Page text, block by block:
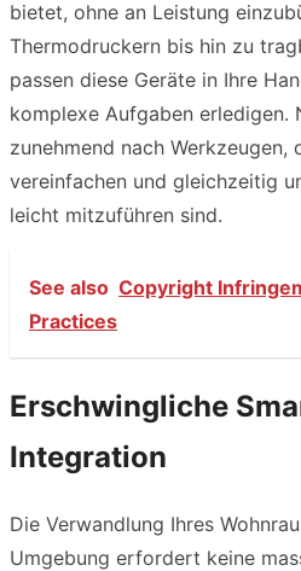
bietet, ohne an Leistung
Thermodruckern bis hin zu
passen diese Geräte in Ihre
komplexe Aufgaben erledigen.
zunehmend nach Werkzeugen,
vereinfachen und gleichzeitig
leicht mitzuführen sind.
See also Copyright
Practices
Erschwingliche
Integration
Die Verwandlung Ihres
Umgebung erfordert keine